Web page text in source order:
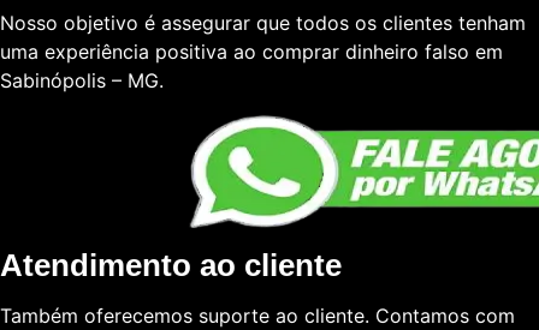
Nosso objetivo é assegurar que todos os clientes tenham
uma experiência positiva ao comprar dinheiro falso em
Sabinópolis – MG.
Atendimento ao cliente
Também oferecemos suporte ao cliente. Contamos com